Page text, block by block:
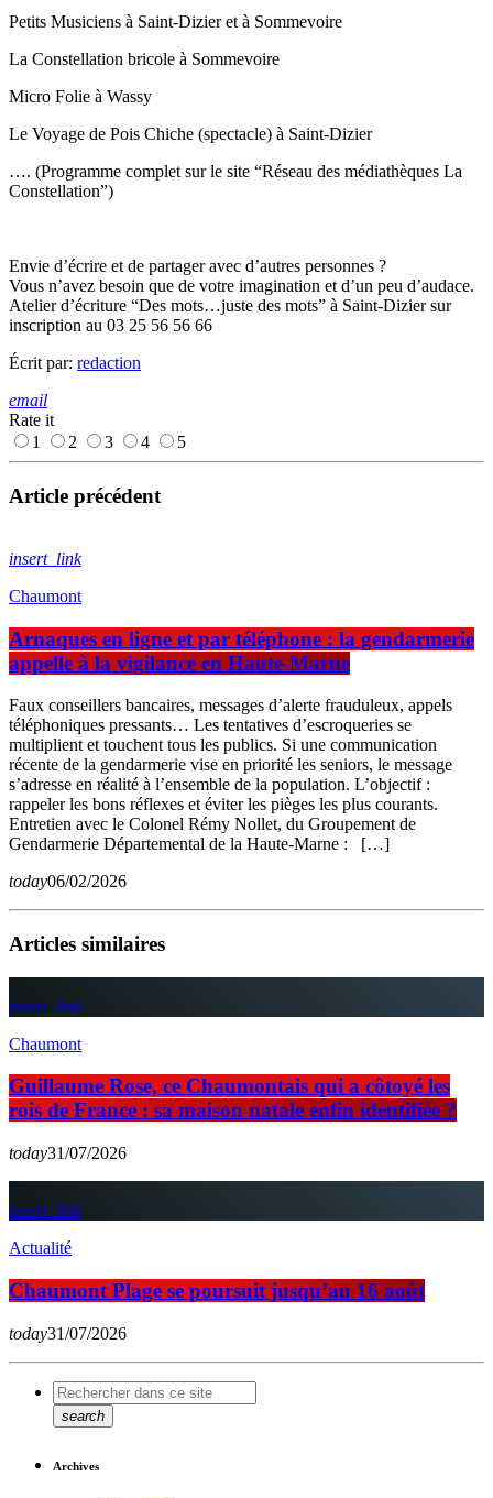
Petits Musiciens à Saint-Dizier et à Sommevoire
La Constellation bricole à Sommevoire
Micro Folie à Wassy
Le Voyage de Pois Chiche (spectacle) à Saint-Dizier
…. (Programme complet sur le site “Réseau des médiathèques La
Constellation”)
Envie d’écrire et de partager avec d’autres personnes ?
Vous n’avez besoin que de votre imagination et d’un peu d’audace.
Atelier d’écriture “Des mots…juste des mots” à Saint-Dizier sur
inscription au 03 25 56 56 66
Écrit par: redaction
email
Rate it
1
2 3 4 5
Article précédent
insert_link
Chaumont
Arnaques en ligne et par téléphone : la gendarmerie
appelle à la vigilance en Haute-Marne
Faux conseillers bancaires, messages d’alerte frauduleux, appels
téléphoniques pressants… Les tentatives d’escroqueries se
multiplient et touchent tous les publics. Si une communication
récente de la gendarmerie vise en priorité les seniors, le message
s’adresse en réalité à l’ensemble de la population. L’objectif :
rappeler les bons réflexes et éviter les pièges les plus courants.
Entretien avec le Colonel Rémy Nollet, du Groupement de
Gendarmerie Départemental de la Haute-Marne : […]
today06/02/2026
Articles similaires
insert_link
Chaumont
Guillaume Rose, ce Chaumontais qui a côtoyé les
rois de France : sa maison natale enfin identifiée ?
today31/07/2026
insert_link
Actualité
Chaumont Plage se poursuit jusqu’au 16 août
today31/07/2026
search
Archives